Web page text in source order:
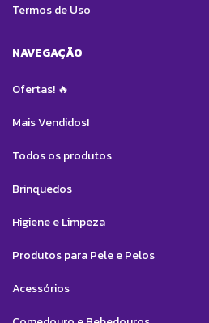
Termos de Uso
NAVEGAÇÃO
Ofertas! 🔥
Mais Vendidos!
Todos os produtos
Brinquedos
Higiene e Limpeza
Produtos para Pele e Pelos
Acessórios